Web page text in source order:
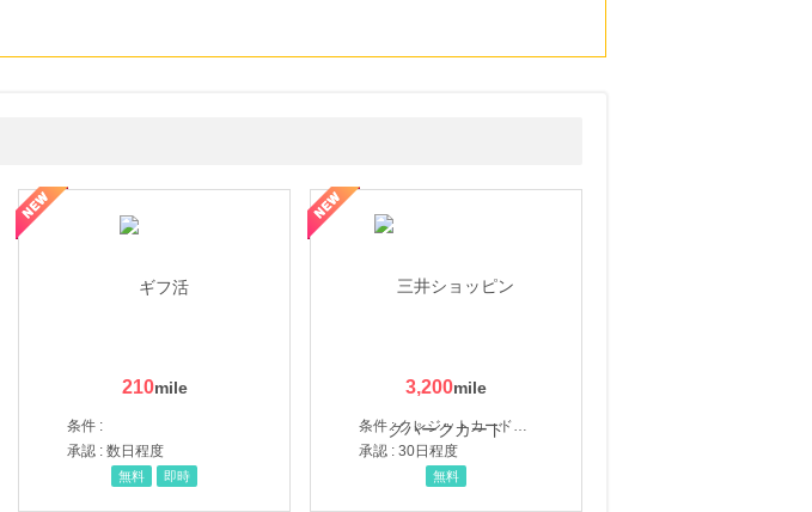
210
条件 :
承認 : 数日程度
無料 即時
3,200
条件 : クレジットカード申込・発券
承認 : 30日程度
無料